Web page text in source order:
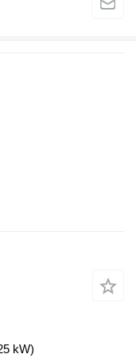
kW)